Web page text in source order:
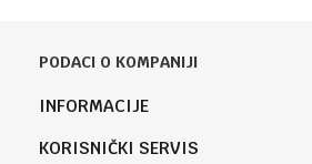
PODACI O KOMPANIJI
Knjižara Kultura
Knjaza Miloša 3A
INFORMACIJE
O nama
KORISNIČKI SERVIS